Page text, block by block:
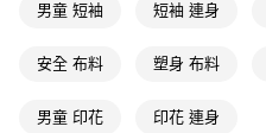
相關說明
AFTEE先享後付是「在收到商品之
２．便利：只要手機號碼，簡訊認證
運送方式
宅配(廠商直送🚚)
男童 短袖 短袖 連身
安全 布料 塑身 布料
男童 印花 印花 連身